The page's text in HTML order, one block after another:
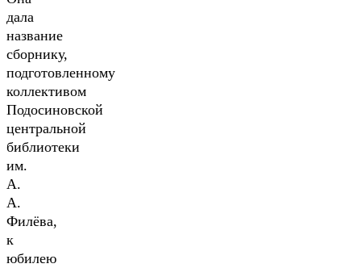
дала
название
сборнику,
подготовленному
коллективом
Подосиновской
центральной
библиотеки
им.
А.
А.
Филёва,
к
юбилею